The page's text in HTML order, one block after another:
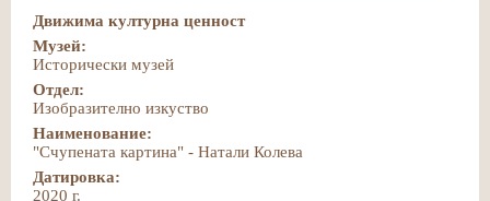
Движима културна ценност
Музей:
Исторически музей
Отдел:
Изобразително изкуство
Наименование:
"Счупената картина" - Натали Колева
Датировка:
2020 г.